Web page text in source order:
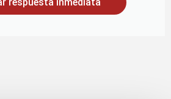
respuesta inmediata